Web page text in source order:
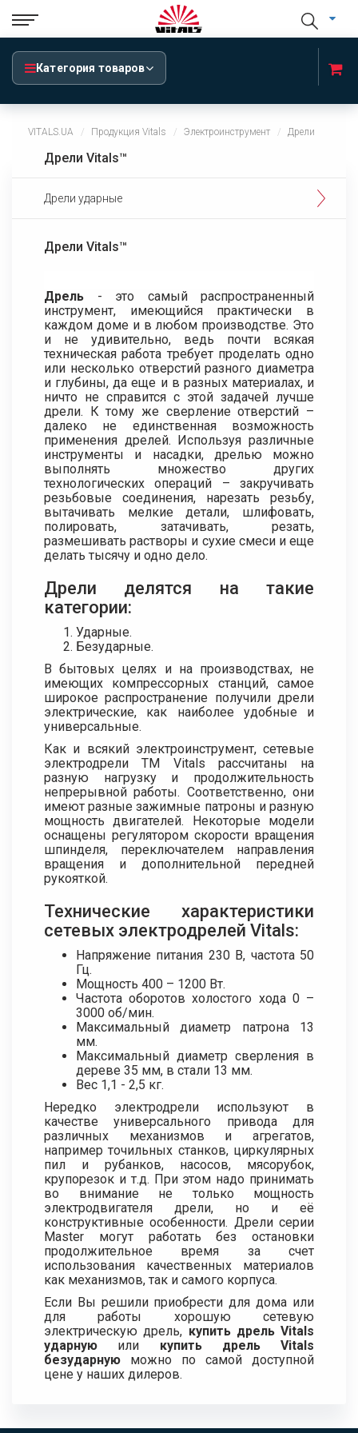
Категория товаров
VITALS.UA Продукция Vitals Электроинструмент Дрели
Дрели Vitals™
Дрели ударные
Дрели Vitals™
Дрель - это самый распространенный
инструмент, имеющийся практически в
каждом доме и в любом производстве. Это
и не удивительно, ведь почти всякая
техническая работа требует проделать одно
или несколько отверстий разного диаметра
и глубины, да еще и в разных материалах, и
ничто не справится с этой задачей лучше
дрели. К тому же сверление отверстий –
далеко не единственная возможность
применения дрелей. Используя различные
инструменты и насадки, дрелью можно
выполнять множество других
технологических операций – закручивать
резьбовые соединения, нарезать резьбу,
вытачивать мелкие детали, шлифовать,
полировать, затачивать, резать,
размешивать растворы и сухие смеси и еще
делать тысячу и одно дело.
Дрели делятся на такие
категории:
Ударные.
Безударные.
В бытовых целях и на производствах, не
имеющих компрессорных станций, самое
широкое распространение получили дрели
электрические, как наиболее удобные и
универсальные.
Как и всякий электроинструмент, сетевые
электродрели ТМ Vitals рассчитаны на
разную нагрузку и продолжительность
непрерывной работы. Соответственно, они
имеют разные зажимные патроны и разную
мощность двигателей. Некоторые модели
оснащены регулятором скорости вращения
шпинделя, переключателем направления
вращения и дополнительной передней
рукояткой.
Технические характеристики
сетевых электродрелей Vitals:
Напряжение питания 230 В, частота 50
Гц.
Мощность 400 – 1200 Вт.
Частота оборотов холостого хода 0 –
3000 об/мин.
Максимальный диаметр патрона 13
мм.
Максимальный диаметр сверления в
дереве 35 мм, в стали 13 мм.
Вес 1,1 - 2,5 кг.
Нередко электродрели используют в
качестве универсального привода для
различных механизмов и агрегатов,
например точильных станков, циркулярных
пил и рубанков, насосов, мясорубок,
крупорезок и т.д. При этом надо принимать
во внимание не только мощность
электродвигателя дрели, но и её
конструктивные особенности. Дрели серии
Master могут работать без остановки
продолжительное время за счет
использования качественных материалов
как механизмов, так и самого корпуса.
Если Вы решили приобрести для дома или
для работы хорошую сетевую
электрическую дрель, купить дрель Vitals
ударную или купить дрель Vitals
безударную можно по самой доступной
цене у наших дилеров.